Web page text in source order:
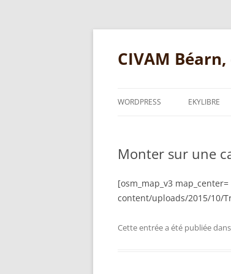
Aller
contenu
CIVAM
WORDPRESS
PLUGIN OPENSTREETMAP
EKYLIBRE
Monter sur une
[osm_map_v3
content/uploads/2015/10/
Cette entrée a été publiée dans